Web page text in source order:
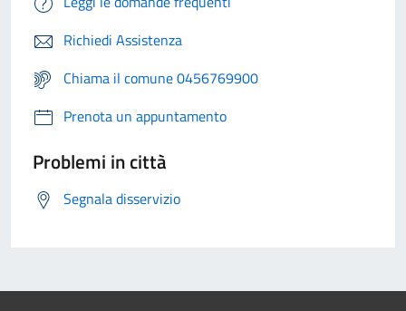
Richiedi Assistenza
Chiama il comune 0456769900
Prenota un appuntamento
Problemi in città
Segnala disservizio